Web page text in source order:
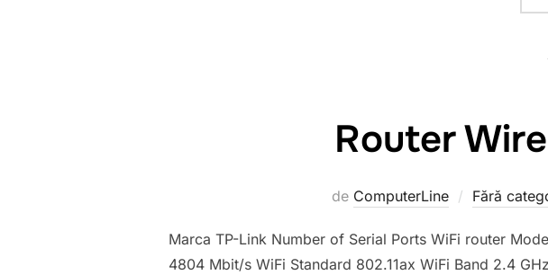
Router
de ComputerLine Fără
Marca TP-Link Number of Serial Ports WiFi router
4804 Mbit/s WiFi Standard 802.11ax WiFi Band 2.4